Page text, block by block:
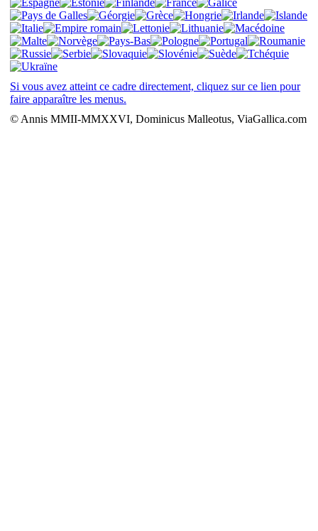
Si vous avez atteint ce cadre directement, cliquez sur ce lien pour
faire apparaître les menus.
© Annis MMII-MMXXVI, Dominicus Malleotus, ViaGallica.com